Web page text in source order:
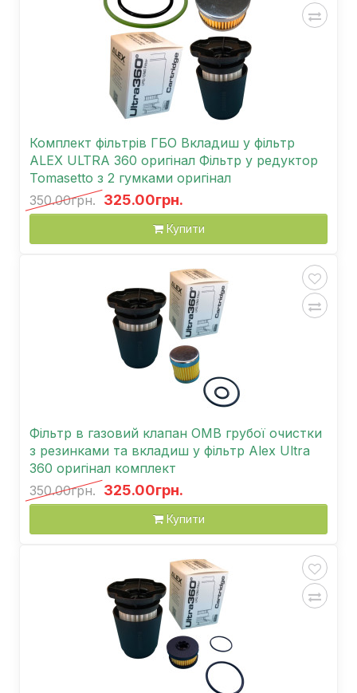
Комплект фільтрів ГБО Вкладиш у фільтр
ALEX ULTRA 360 оригінал Фільтр у редуктор
Tomasetto з 2 гумками оригінал
350.00грн. 325.00грн.
Купити
Фільтр в газовий клапан OMB грубої очистки
з резинками та вкладиш у фільтр Alex Ultra
360 оригінал комплект
350.00грн. 325.00грн.
Купити